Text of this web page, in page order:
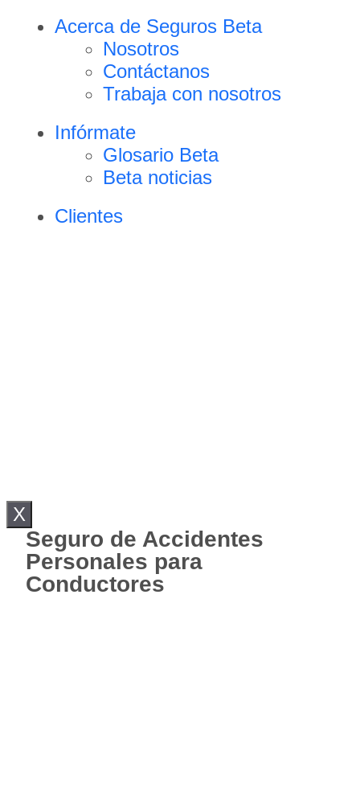
Acerca de Seguros Beta
Nosotros
Contáctanos
Trabaja con nosotros
Infórmate
Glosario Beta
Beta noticias
Clientes
X
Seguro de Accidentes
Personales para
Conductores